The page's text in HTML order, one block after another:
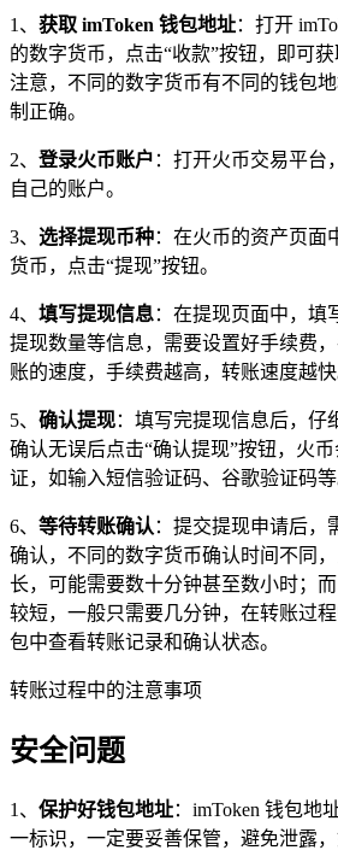
1、 获取 imToken 钱包地址：打开
的数字货币，点击“收款”按钮，即可获
注意，不同的数字货币有不同的钱包
制正确。
2、 登录火币账户 ：打开火币交易平台
自己的账户。
3、 选择提现币种：在火币的资产页面
货币，点击“提现”按钮。
4、 填写提现信息：在提现页面中，填
提现数量等信息，需要设置好手续费
账的速度，手续费越高，转账速度越快
5、 确认提现：填写完提现信息后，仔
确认无误后点击“确认提现”按钮，火
证，如输入短信验证码、谷歌验证码等
6、 等待转账确认 ：提交提现申请后，
确认，不同的数字货币确认时间不同
长，可能需要数十分钟甚至数小时；
较短，一般只需要几分钟，在转账过
包中查看转账记录和确认状态。
转账过程中的注意事项
安全问题
1、 保护好钱包地址：imToken 钱包地
一标识，一定要妥善保管，避免泄露